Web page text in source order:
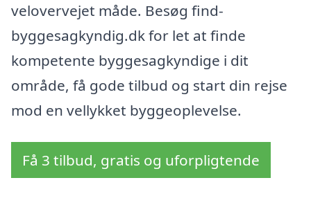
velovervejet måde. Besøg find-
byggesagkyndig.dk for let at finde
kompetente byggesagkyndige i dit
område, få gode tilbud og start din rejse
mod en vellykket byggeoplevelse.
Få 3 tilbud, gratis og uforpligtende